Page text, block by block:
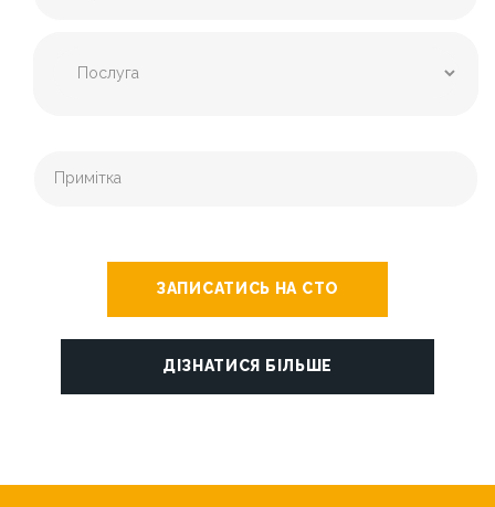
ЗАПИСАТИСЬ НА СТО
ДІЗНАТИСЯ БІЛЬШЕ